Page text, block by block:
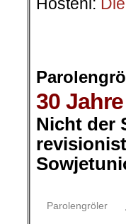
Par
30
Nicht der
Parolengröler